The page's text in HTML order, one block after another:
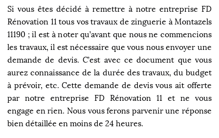
Si vous êtes décidé à remettre à notre entreprise FD
Rénovation 11 tous vos travaux de zinguerie à Montazels
11190 ; il est à noter qu’avant que nous ne commencions
les travaux, il est nécessaire que vous nous envoyer une
demande de devis. C’est avec ce document que vous
aurez connaissance de la durée des travaux, du budget
à prévoir, etc. Cette demande de devis vous ait offerte
par notre entreprise FD Rénovation 11 et ne vous
engage en rien. Nous vous ferons parvenir une réponse
bien détaillée en moins de 24 heures.